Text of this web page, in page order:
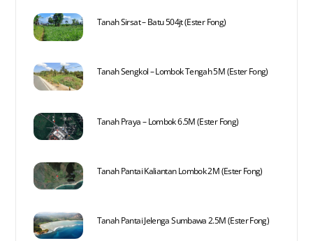
Tanah Sirsat – Batu 504jt (Ester Fong)
Tanah Sengkol – Lombok Tengah 5M (Ester Fong)
Tanah Praya – Lombok 6.5M (Ester Fong)
Tanah Pantai Kaliantan Lombok 2M (Ester Fong)
Tanah Pantai Jelenga Sumbawa 2.5M (Ester Fong)